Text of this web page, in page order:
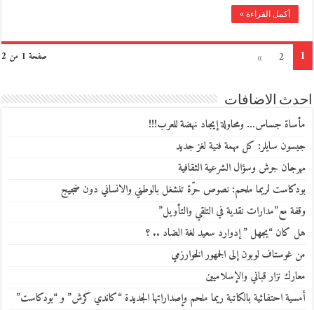
أكمل القراءة »
صفحة 1 من 2 1
2
»
احدث الاضافات
مأساة جساس… ومحاولة إيجاد نهضة للعرب!!!
جيسون سايلر: كل مهمة فنية لغز جديد
مهرجان جرش وسؤال الشرعية الثقافية
بودكاست لريما ملحم: نصوص حرّة تنشغل بالوطني والانساني دون ضجيج
وقفة مع”مدارات نقدية في التلقي والتأويل”
هل كان “يجهل ” إدوارد سعيد لغة الضاد .. ؟
من غوستاف لوبون إلى الجمهور الخوارزمي
معارك نزار قباني والإسلاميين
أمسية احتفائية بالكاتبة ريما ملحم وإصداراتها الجديدة “كاندي كرش” و “بودكاست”